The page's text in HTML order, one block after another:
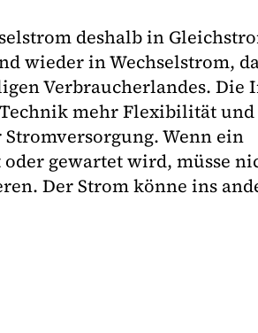
deshalb in
wieder in Wechselstrom,
Verbraucherlandes. Die
mehr Flexibilität und
Wenn ein
oder gewartet wird, müsse
Der Strom könne ins